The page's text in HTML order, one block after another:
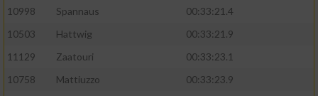
10998
Spannaus
00:33:21.4
10503
Hattwig
00:33:21.9
11129
Zaatouri
00:33:23.1
10758
Mattiuzzo
00:33:23.9